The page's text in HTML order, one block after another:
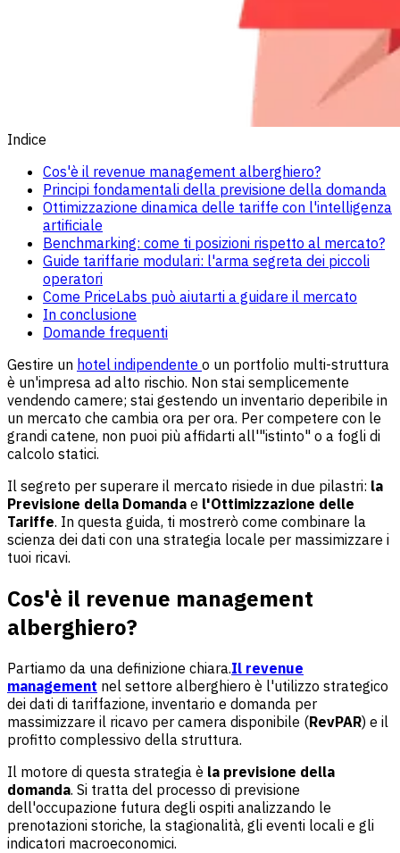
Indice
Cos'è il revenue management alberghiero?
Principi fondamentali della previsione della domanda
Ottimizzazione dinamica delle tariffe con l'intelligenza
artificiale
Benchmarking: come ti posizioni rispetto al mercato?
Guide tariffarie modulari: l'arma segreta dei piccoli
operatori
Come PriceLabs può aiutarti a guidare il mercato
In conclusione
Domande frequenti
Gestire un hotel indipendente o un portfolio multi-struttura
è un'impresa ad alto rischio. Non stai semplicemente
vendendo camere; stai gestendo un inventario deperibile in
un mercato che cambia ora per ora. Per competere con le
grandi catene, non puoi più affidarti all'"istinto" o a fogli di
calcolo statici.
Il segreto per superare il mercato risiede in due pilastri: la
Previsione della Domanda e l'Ottimizzazione delle
Tariffe. In questa guida, ti mostrerò come combinare la
scienza dei dati con una strategia locale per massimizzare i
tuoi ricavi.
Cos'è il revenue management
alberghiero?
Partiamo da una definizione chiara.Il revenue
management nel settore alberghiero è l'utilizzo strategico
dei dati di tariffazione, inventario e domanda per
massimizzare il ricavo per camera disponibile (RevPAR) e il
profitto complessivo della struttura.
Il motore di questa strategia è la previsione della
domanda. Si tratta del processo di previsione
dell'occupazione futura degli ospiti analizzando le
prenotazioni storiche, la stagionalità, gli eventi locali e gli
indicatori macroeconomici.